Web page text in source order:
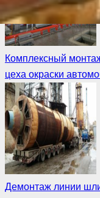
Комплексный
цеха окраски
Демонтаж линии